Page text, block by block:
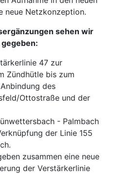
neue Netzkonzeption.
sehen wir
47 zur
Zündhütle bis zum
des
Ottostraße und der
- Palmbach
der Linie 155
zusammen eine neue
der Verstärkerlinie